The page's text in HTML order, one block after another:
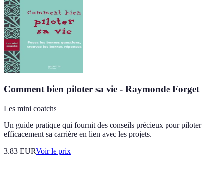
Comment bien piloter sa vie - Raymonde Forget
Les mini coatchs
Un guide pratique qui fournit des conseils précieux pour piloter
efficacement sa carrière en lien avec les projets.
3.83 EURVoir le prix